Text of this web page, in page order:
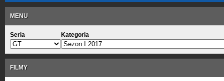
MENU
Seria Kategoria
FILMY